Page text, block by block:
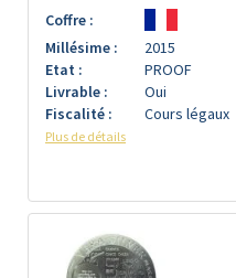
Coffre :
Millésime :
2015
Etat :
PROOF
Livrable :
Oui
Fiscalité :
Cours légaux
Plus de détails